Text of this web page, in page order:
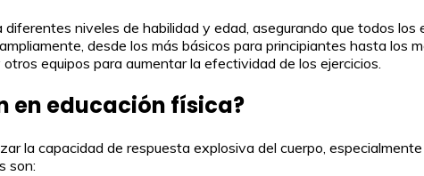
niveles de habilidad y edad, asegurando que todos
desde los más básicos para principiantes hasta los
equipos para aumentar la efectividad de los ejercicios.
en educación física?
la capacidad de respuesta explosiva del cuerpo,
son: